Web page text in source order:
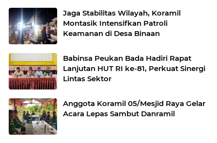
Jaga Stabilitas Wilayah, Koramil
Montasik Intensifkan Patroli
Keamanan di Desa Binaan
Babinsa Peukan Bada Hadiri Rapat
Lanjutan HUT RI ke-81, Perkuat Sinergi
Lintas Sektor
Anggota Koramil 05/Mesjid Raya Gelar
Acara Lepas Sambut Danramil